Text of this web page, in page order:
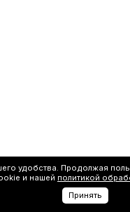
удобства. Продолжая
и нашей политикой
Принять